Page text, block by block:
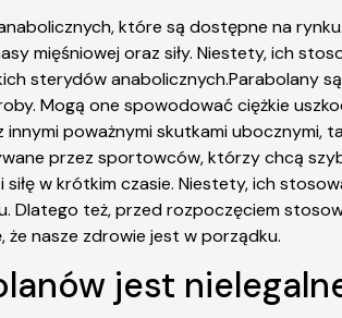
które są dostępne na
mięśniowej oraz siły. Niestety, ich
sterydów anabolicznych.Parabolany
Mogą one spowodować ciężkie
poważnymi skutkami ubocznymi,
przez sportowców, którzy chcą
w krótkim czasie. Niestety, ich
Dlatego też, przed rozpoczęciem
że nasze zdrowie jest w porządku.
jest